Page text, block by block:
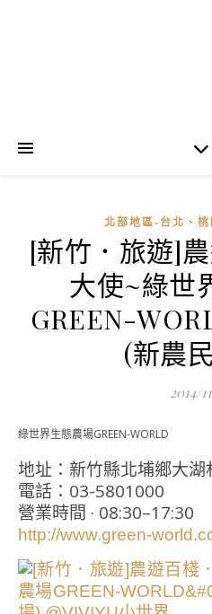
北部地區-台北、
[新竹．旅遊]
大使~綠世
GREEN-
(新農
2014/
綠世界生態農場GREEN-WORLD
地址：新竹縣北埔鄉大
電話：03-5801000
營業時間 · 08:30–17:30
http://www.green-